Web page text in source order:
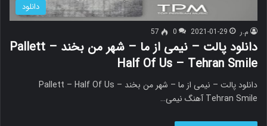
دانلود
م.ر 2021-01-29
0
57
دانلود پالت – نیمی از ما – شهر من بخند Pallett –
Half Of Us – Tehran Smile
دانلود پالت – نیمی از ما – شهر من بخند Pallett – Half Of Us –
Tehran Smile آهنگ نیمی…